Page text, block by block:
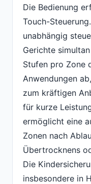
Die Bedienung
Touch-
unabhängig
Gerichte
Stufen pro Zone
Anwendungen
zum kräftigen
für kurze
ermöglicht eine
Zonen nach
Übertrocknens
Die
insbesondere in